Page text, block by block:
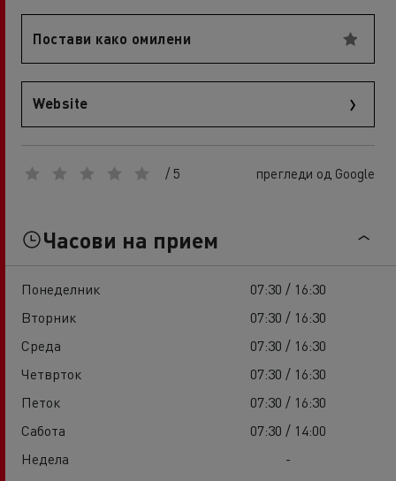
Постави како омилени
Website
/ 5 прегледи од Google
Часови на прием
Понеделник
07:30 / 16:30
Вторник
07:30 / 16:30
Среда
07:30 / 16:30
Четврток
07:30 / 16:30
Петок
07:30 / 16:30
Сабота
07:30 / 14:00
Недела
-